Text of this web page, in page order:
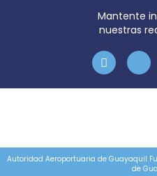
Mantente
nuestras
Autoridad Aeroportuaria de Guayaquil
de